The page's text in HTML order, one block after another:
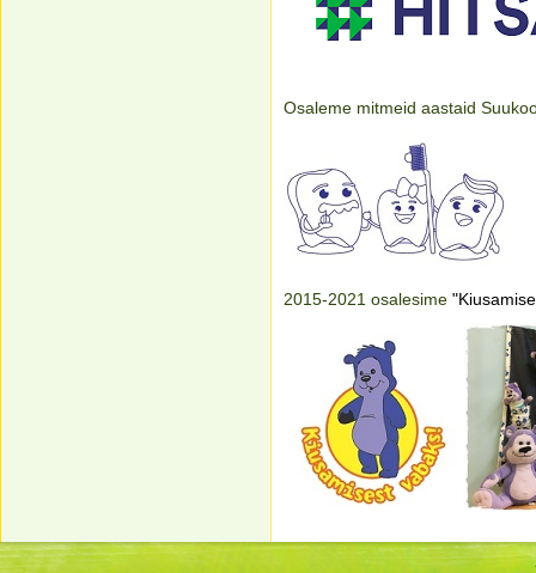
Osaleme mitmeid aastaid
2015-2021 osalesime